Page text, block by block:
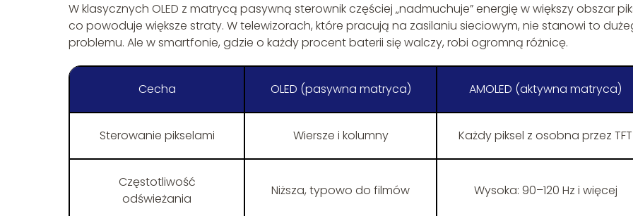
W klasycznych OLED z matrycą pasywną sterownik częściej „nadmuchuje” energię w większy obszar
co powoduje większe straty. W telewizorach, które pracują na zasilaniu sieciowym, nie stanowi to
problemu. Ale w smartfonie, gdzie o każdy procent baterii się walczy, robi ogromną różnicę.
Cecha OLED (pasywna matryca) AMOLED (aktywna matryca)
Sterowanie pikselami Wiersze i kolumny Każdy piksel z osobna przez TFT
Częstotliwość
odświeżania
Niższa, typowo do filmów Wysoka: 90–120 Hz i więcej